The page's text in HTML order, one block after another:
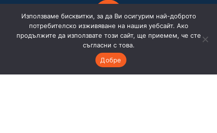
Адрес:
Бургас
Използваме бисквитки, за да Ви осигурим най-доброто
потребителско изживяване на нашия уебсайт. Ако
продължите да използвате този сайт, ще приемем, че сте
съгласни с това.
Добре